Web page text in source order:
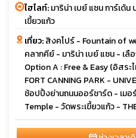
ไฮไลท์:มาริน่า เบย์ แซน การ์เด้
เขี้ยวแก้ว
เที่ยว:สิงคโปร์ - Fountain of
คลากคีย์ - มาริน่า เบย์ แซน - เลื
Option A : Free & Easy (อิสระ
FORT CANNING PARK -
ช้อปปิ้งย่านถนนออร์ชาร์ด - เมอ
Temple - วัดพระเขี้ยวแก้ว -